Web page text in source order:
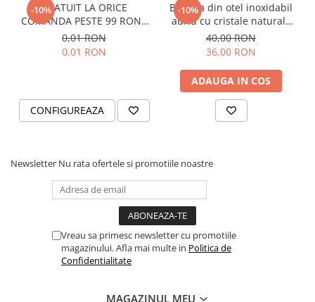
-10%GRATUIT LA ORICE
COMANDA PESTE 99 RON -
Cutie personalizata cadou
Black and Yang
0,01 RON
0,01 RON
CONFIGUREAZA
-10%
Bratara din otel inoxidabil
auriu cu cristale naturale
de pirita - abundenta,
prosperitate, succes
40,00 RON
36,00 RON
ADAUGA IN COS
Newsletter Nu rata ofertele si promotiile noastre
Vreau sa primesc newsletter cu promotiile
magazinului. Afla mai multe in Politica de
Confidentialitate
MAGAZINUL MEU